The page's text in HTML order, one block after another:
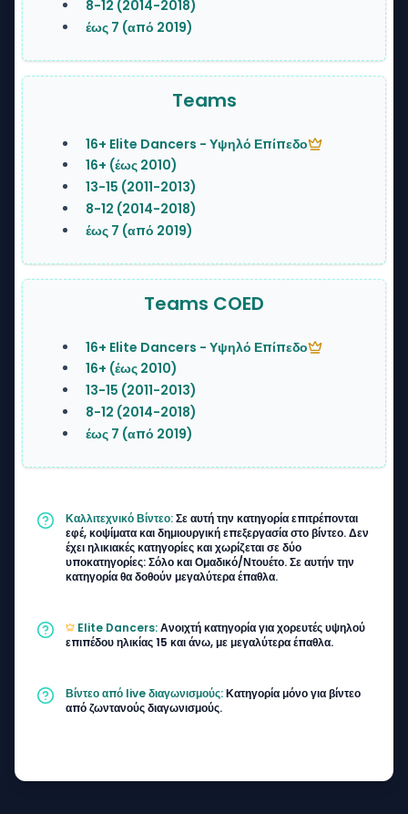
8-12 (2014-2018)
έως 7 (από 2019)
Teams
16+ Elite Dancers - Υψηλό Επίπεδο
16+ (έως 2010)
13-15 (2011-2013)
8-12 (2014-2018)
έως 7 (από 2019)
Teams COED
16+ Elite Dancers - Υψηλό Επίπεδο
16+ (έως 2010)
13-15 (2011-2013)
8-12 (2014-2018)
έως 7 (από 2019)
Καλλιτεχνικό Βίντεο:Σε αυτή την κατηγορία επιτρέπονται
εφέ, κοψίματα και δημιουργική επεξεργασία στο βίντεο. Δεν
έχει ηλικιακές κατηγορίες και χωρίζεται σε δύο
υποκατηγορίες: Σόλο και Ομαδικό/Ντουέτο. Σε αυτήν την
κατηγορία θα δοθούν μεγαλύτερα έπαθλα.
Elite Dancers:Ανοιχτή κατηγορία για χορευτές υψηλού
επιπέδου ηλικίας 15 και άνω, με μεγαλύτερα έπαθλα.
Βίντεο από live διαγωνισμούς:Κατηγορία μόνο για βίντεο
από ζωντανούς διαγωνισμούς.